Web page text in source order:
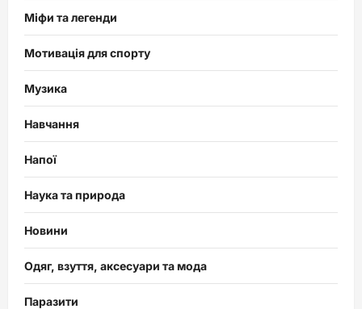
Міфи та легенди
Мотивація для спорту
Музика
Навчання
Напої
Наука та природа
Новини
Одяг, взуття, аксесуари та мода
Паразити